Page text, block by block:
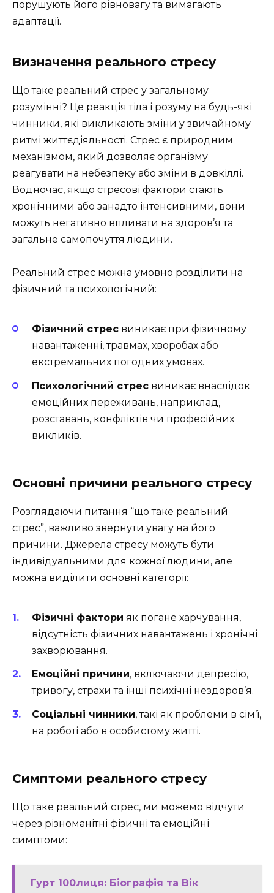
порушують його рівновагу та вимагають
адаптації.
Визначення реального стресу
Що таке реальний стрес у загальному
розумінні? Це реакція тіла і розуму на будь-які
чинники, які викликають зміни у звичайному
ритмі життєдіяльності. Стрес є природним
механізмом, який дозволяє організму
реагувати на небезпеку або зміни в довкіллі.
Водночас, якщо стресові фактори стають
хронічними або занадто інтенсивними, вони
можуть негативно впливати на здоров’я та
загальне самопочуття людини.
Реальний стрес можна умовно розділити на
фізичний та психологічний:
Фізичний стрес виникає при фізичному
навантаженні, травмах, хворобах або
екстремальних погодних умовах.
Психологічний стрес виникає внаслідок
емоційних переживань, наприклад,
розставань, конфліктів чи професійних
викликів.
Основні причини реального стресу
Розглядаючи питання “що таке реальний
стрес”, важливо звернути увагу на його
причини. Джерела стресу можуть бути
індивідуальними для кожної людини, але
можна виділити основні категорії:
Фізичні фактори як погане харчування,
відсутність фізичних навантажень і хронічні
захворювання.
Емоційні причини, включаючи депресію,
тривогу, страхи та інші психічні нездоров’я.
Соціальні чинники, такі як проблеми в сім’ї,
на роботі або в особистому житті.
Симптоми реального стресу
Що таке реальний стрес, ми можемо відчути
через різноманітні фізичні та емоційні
симптоми:
Гурт 100лиця: Біографія та Вік